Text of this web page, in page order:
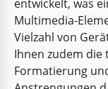
entwickelt, was
Multimedia-
Vielzahl von
Ihnen zudem die
Formatierung